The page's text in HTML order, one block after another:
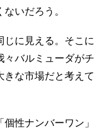
いだろう。
じに見える。そこに
々バルミューダがチ
きな市場だと考えて
性ナンバーワン」